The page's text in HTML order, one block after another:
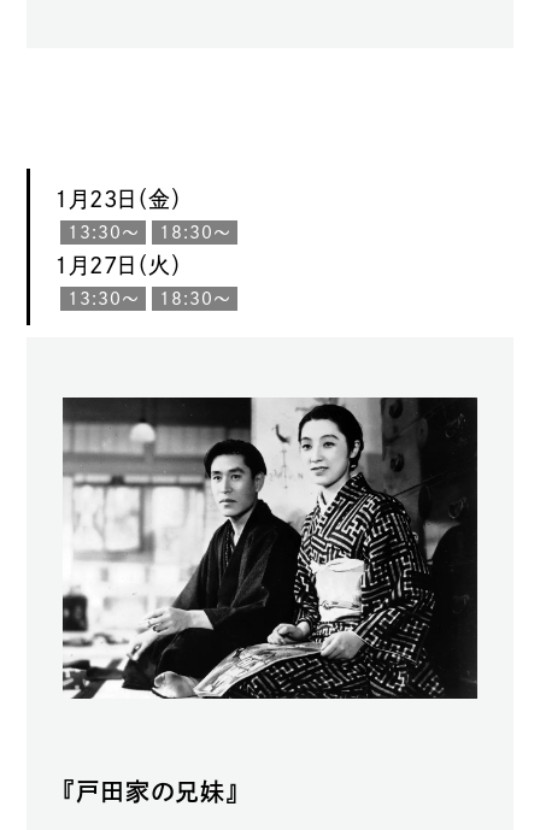
1月23日（金）
13:30〜 18:30〜
1月27日（火）
13:30〜 18:30〜
『戸田家の兄妹』